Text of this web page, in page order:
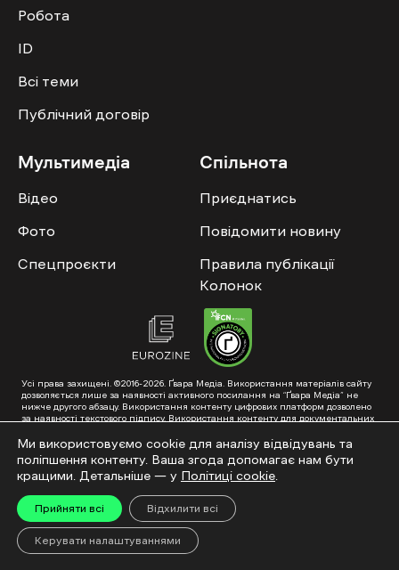
Робота
ID
Всі теми
Публічний договір
Мультимедіа
Відео
Фото
Спецпроєкти
Спільнота
Приєднатись
Повідомити новину
Правила публікації
Колонок
Усі права захищені. ©2016-2026. Ґвара Медіа. Використання матеріалів сайту
дозволяється лише за наявності активного посилання на “Ґвара Медіа” не
нижче другого абзацу. Використання контенту цифрових платформ дозволено
за наявності текстового підпису. Використання контенту для документальних
схвалення від редакції.
Суб’єкт у сфері онлайн-медіа; ідентифікатор медіа – R40-01353. Поштова
адреса: ГО «Ґвара Медіа», 61057, Харків, вул. Гоголя, 14, абонентська скринька
№7400
Підкинь нам тему на пошту – hello@gwaramedia.com
Модернізація сайту:
Ми використовуємо cookie для аналізу відвідувань та
поліпшення контенту. Ваша згода допомагає нам бути
кращими. Детальніше — у Політиці cookie
Прийняти всі Відхилити всі
Керувати налаштуваннями